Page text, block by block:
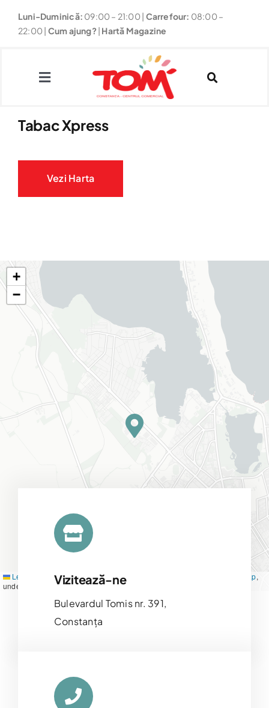
Luni-Duminică: 09:00 – 21:00| Carrefour: 08:00 –
22:00 | Cum ajung?| Hartă Magazine
Toggle
Navigation
Magazine
Restaurante
Fun
Evenimente
Hartă
Tabac Xpress
Vezi Harta
+
−
Leaflet Map tiles byCARTO , under OpenStreetMap,
under ODbL.
Vizitează-ne
Bulevardul Tomis nr. 391,
Constanța